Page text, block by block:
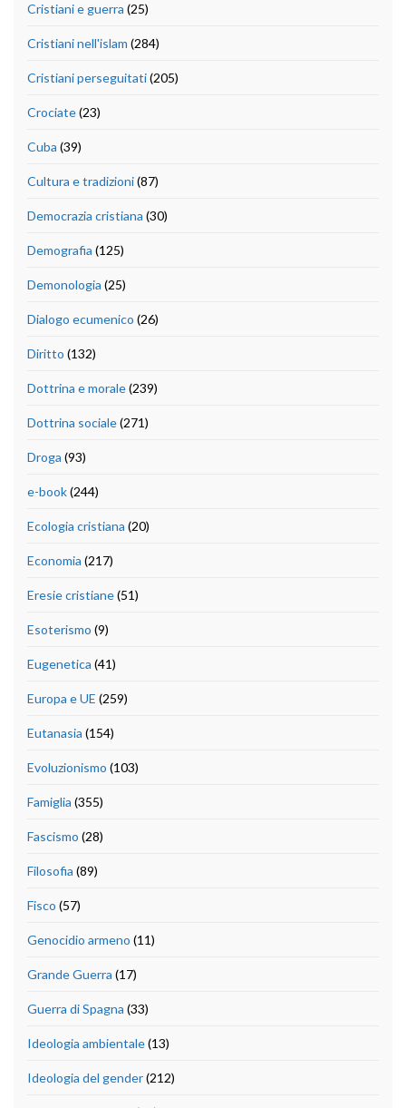
Cristiani e guerra (25)
Cristiani nell'islam (284)
Cristiani perseguitati(205)
Crociate(23)
Cuba (39)
Cultura e tradizioni(87)
Democrazia cristiana (30)
Demografia (125)
Demonologia (25)
Dialogo ecumenico (26)
Diritto (132)
Dottrina e morale(239)
Dottrina sociale(271)
Droga (93)
e-book(244)
Ecologia cristiana (20)
Economia (217)
Eresie cristiane(51)
Esoterismo (9)
Eugenetica (41)
Europa e UE (259)
Eutanasia (154)
Evoluzionismo (103)
Famiglia (355)
Fascismo (28)
Filosofia (89)
Fisco (57)
Genocidio armeno (11)
Grande Guerra (17)
Guerra di Spagna (33)
Ideologia ambientale(13)
Ideologia del gender(212)